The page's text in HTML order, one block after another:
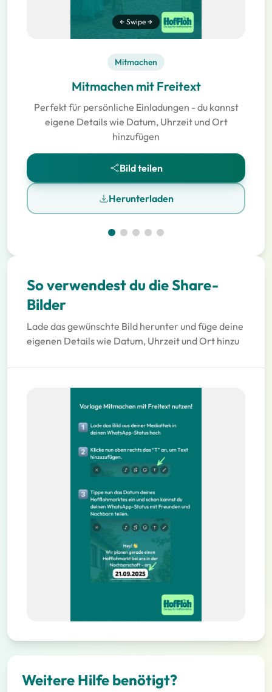
Weitere Hilfe benötigt?
← Swipe →
Mitmachen
Mitmachen mit Freitext
Perfekt für persönliche Einladungen - du kannst
eigene Details wie Datum, Uhrzeit und Ort
hinzufügen
Bild teilen
Herunterladen
So verwendest du die Share-
Bilder
Lade das gewünschte Bild herunter und füge deine
eigenen Details wie Datum, Uhrzeit und Ort hinzu